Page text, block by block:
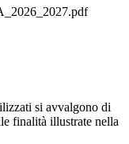
si avvalgono di
finalità illustrate nella